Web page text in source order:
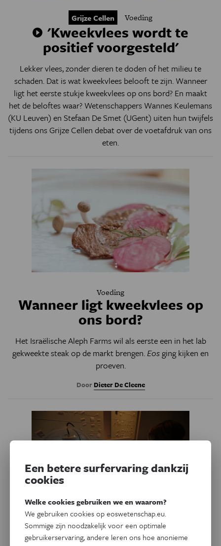
Grijze Cellen Voeding
'Kweekvlees wordt te
positief voorgesteld'
Lekker vlees, zonder dieren te doden of het milieu te
schaden. Dat is wat kweekvlees belooft te zijn. Wanneer
ligt het eerste stukje kweekvlees op ons bord? En maakt
het de beloftes waar? Wetenschappers Wannes Keulemans
(KU Leuven) en Stefaan De Smet (UGent) uiten hun twijfels
tijdens ons Grijze Cellen debat over de voetafdruk van ons
eten.
Voeding
Wanneer ligt kweekvlees op
ons bord?
Het Israëlische Aleph Farms wil als eerste een in het lab
gekweekte steak op de markt brengen.Eos ging kijken en
proeven.
Door Dieter De Cleene
Voeding
Een betere surfervaring dankzij
cookies
Welke cookies gebruiken we en waarom?
We gebruiken cookies op eoswetenschap.eu.
Sommige zijn noodzakelijk voor een optimale
gebruikerservaring, andere leren ons hoe anonieme